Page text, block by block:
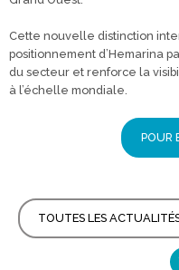
Cette nouvelle distinction
positionnement d’Hemarina
du secteur et renforce la
à l’échelle mondiale.
POUR
TOUTES LES